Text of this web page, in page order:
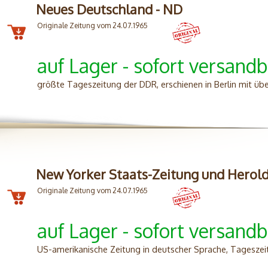
Neues Deutschland - ND
Originale Zeitung vom 24.07.1965
auf Lager - sofort
größte Tageszeitung der DDR, erschienen in Berlin mit
New Yorker Staats-Zeitung und
Originale Zeitung vom 24.07.1965
auf Lager - sofort
US-amerikanische Zeitung in deutscher Sprache,